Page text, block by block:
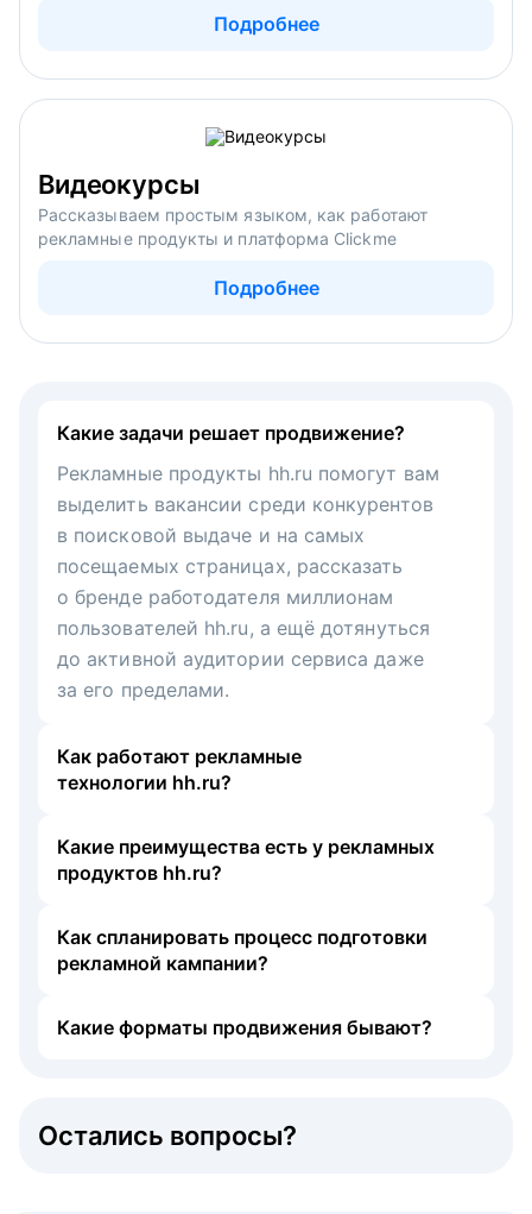
Подробнее
Видеокурсы
Рассказываем простым языком, как работают
рекламные продукты и платформа Clickme
Подробнее
Какие задачи решает продвижение?
Рекламные продукты hh.ru помогут вам
выделить вакансии среди конкурентов
в поисковой выдаче и на самых
посещаемых страницах, рассказать
о бренде работодателя миллионам
пользователей hh.ru, а ещё дотянуться
до активной аудитории сервиса даже
за его пределами.
Как работают рекламные
технологии hh.ru?
Какие преимущества есть у рекламных
продуктов hh.ru?
Как спланировать процесс подготовки
рекламной кампании?
Какие форматы продвижения бывают?
Остались вопросы?